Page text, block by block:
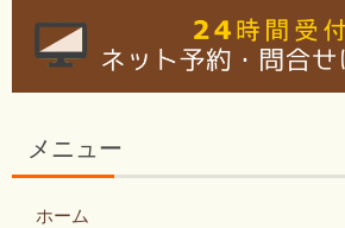
メニュー
ホーム